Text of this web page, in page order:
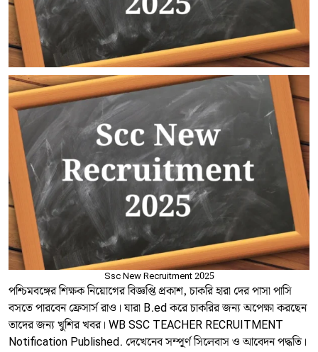
Ssc New Recruitment 2025
পশ্চিমবঙ্গের শিক্ষক নিয়োগের বিজ্ঞপ্তি প্রকাশ, চাকরি হারা দের পাসা পাসি
বসতে পারবেন ফ্রেসার্স রাও। যারা B.ed করে চাকরির জন্য অপেক্ষা করছেন
তাদের জন্য খুশির খবর। WB SSC TEACHER RECRUITMENT
Notification Published. দেখেনেব সম্পূর্ণ সিলেবাস ও আবেদন পদ্ধতি।